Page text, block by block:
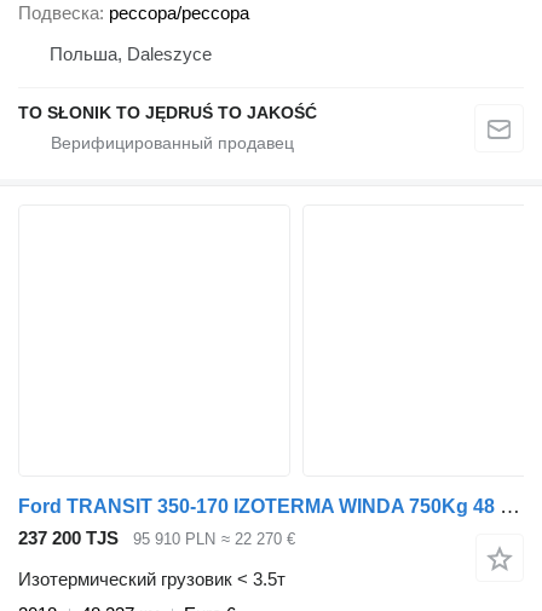
Подвеска рессора/рессора
Польша, Daleszyce
TO SŁONIK TO JĘDRUŚ TO JAKOŚĆ
Ford TRANSIT 350-170 IZOTERMA WINDA 750Kg 48 Tyś Km SERWIS ASO FORD D
237 200 TJS 95 910 PLN ≈ 22 270 €
Изотермический грузовик < 3.5т